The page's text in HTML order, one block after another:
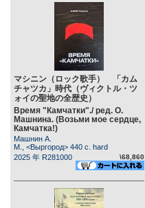
マシニン（ロック歌手） 「カム
チャツカ」時代（ヴィクトル・ツ
ォイの聖地の全歴史）
Время "Камчатки"./ ред. О.
Машнина. (Возьми мое сердце,
Камчатка!)
Машнин А.
М., <Выргород> 440 c. hard
2025 年 R281000
\68,860